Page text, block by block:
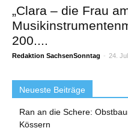
„Clara – die Frau
200....
Redaktion SachsenSonntag - 24.
Neueste Beiträge
Ran an die Schere:
Kössern